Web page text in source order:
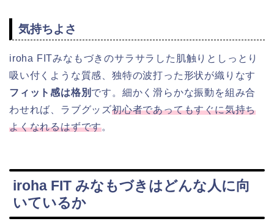
気持ちよさ
iroha FITみなもづきのサラサラした肌触りとしっとり
吸い付くような質感、独特の波打った形状が織りなす
フィット感は格別 です。細かく滑らかな振動を組み合
わせれば、ラブグッズ初心者であってもすぐに気持ち
よくなれるはずです。
iroha FIT みなもづきはどんな人に向
いているか